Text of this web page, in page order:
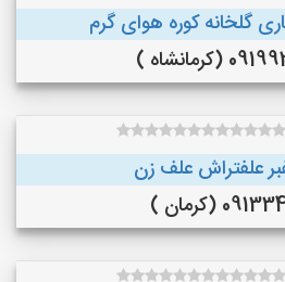
گلخانه کوره هوای گرم
)
علفتراش علف زن
(کرمان )